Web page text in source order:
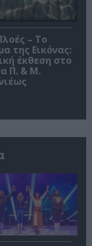
– Το
της Εικόνας:
έκθεση στο
Π. & Μ.